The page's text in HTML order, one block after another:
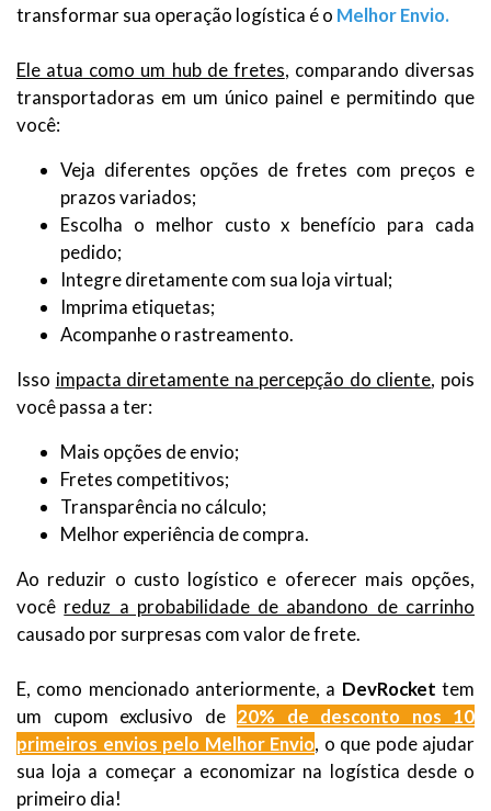
transformar sua operação logística é o Melhor Envio.
Ele atua como um hub de fretes, comparando diversas
transportadoras em um único painel e permitindo que
você:
Veja diferentes opções de fretes com preços e
prazos variados;
Escolha o melhor custo x benefício para cada
pedido;
Integre diretamente com sua loja virtual;
Imprima etiquetas;
Acompanhe o rastreamento.
Isso impacta diretamente na percepção do cliente, pois
você passa a ter:
Mais opções de envio;
Fretes competitivos;
Transparência no cálculo;
Melhor experiência de compra.
Ao reduzir o custo logístico e oferecer mais opções,
você reduz a probabilidade de abandono de carrinho
causado por surpresas com valor de frete.
E, como mencionado anteriormente, a DevRocket tem
um cupom exclusivo de 20% de desconto nos 10
primeiros envios pelo Melhor Envio, o que pode ajudar
sua loja a começar a economizar na logística desde o
primeiro dia!